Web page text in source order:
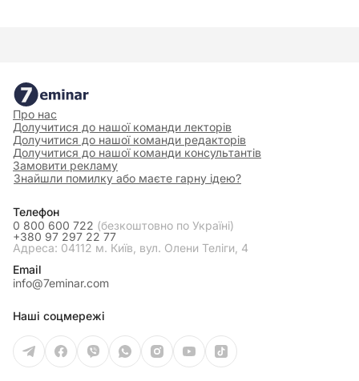
Про нас
Долучитися до нашої команди лекторів
Долучитися до нашої команди редакторів
Долучитися до нашої команди консультантів
Замовити рекламу
Знайшли помилку або маєте гарну ідею?
Телефон
0 800 600 722 (безкоштовно по Україні)
+380 97 297 22 77
Адреса: 04112 м. Київ, вул. Олени Теліги, 4
Email
info@7eminar.com
Наші соцмережі